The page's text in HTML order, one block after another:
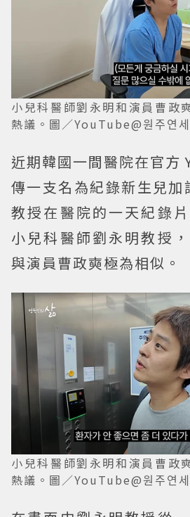
小兒科醫師劉永明和演員曹政
熱議。圖／YouTube@원주연
近期韓國一間醫院在官方
傳一支名為紀錄新生兒加
教授在醫院的一天紀錄
小兒科醫師劉永明教授
與演員曹政奭極為相似。
小兒科醫師劉永明和演員曹政
熱議。圖／YouTube@원주연